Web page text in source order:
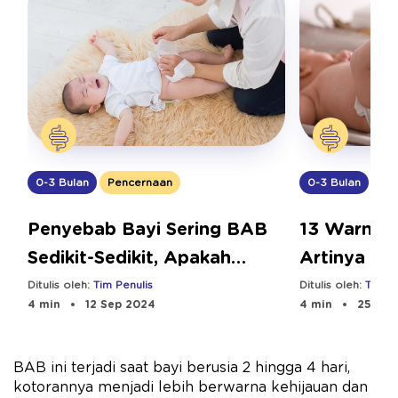
0-3 Bulan Pencernaan
Penyebab Bayi Sering BAB
Sedikit-Sedikit, Apakah
Normal?
Ditulis oleh: Tim Penulis
4 min
12 Sep 2024
0-3 Bulan
13 Warna
Artinya
Kecil
Ditulis oleh: Tim
4 min
25
BAB ini terjadi saat bayi berusia 2 hingga 4 hari,
kotorannya menjadi lebih berwarna kehijauan dan